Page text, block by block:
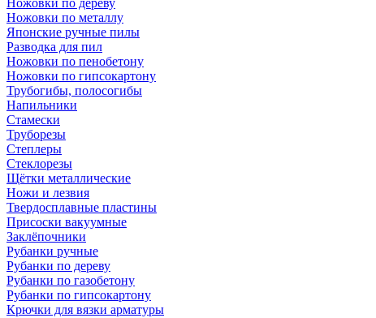
Ножовки по дереву
Ножовки по металлу
Японские ручные пилы
Разводка для пил
Ножовки по пенобетону
Ножовки по гипсокартону
Трубогибы, полосогибы
Напильники
Стамески
Труборезы
Степлеры
Стеклорезы
Щётки металлические
Ножи и лезвия
Твердосплавные пластины
Присоски вакуумные
Заклёпочники
Рубанки ручные
Рубанки по дереву
Рубанки по газобетону
Рубанки по гипсокартону
Крючки для вязки арматуры